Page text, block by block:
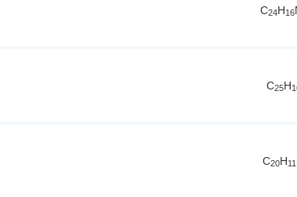
C24H1 6
C25H1
C20H1 1